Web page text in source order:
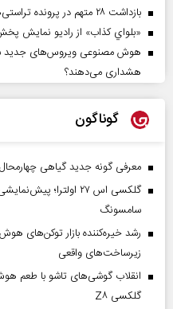
بازداشت ۲۸ متهم در پرونده تراستی‌ها
«بلواي کذاب» از رادیو نمایش
هوش مصنوعی ویروس‌های جدید
هشداری می‌دهند؟
گوناگون
معرفی گونه جدید گیاهی
گلکسی اس ۲۷ اولترا؛
سامسونگ
زیرساخت‌های واقعی
انقلاب گوشی‌های تاشو‌ با طعم
گلکسی Z۸